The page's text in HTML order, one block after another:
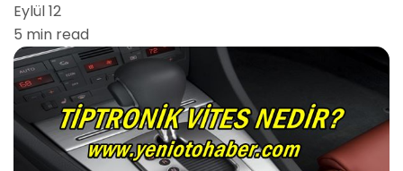
Eylül 12
5 min read